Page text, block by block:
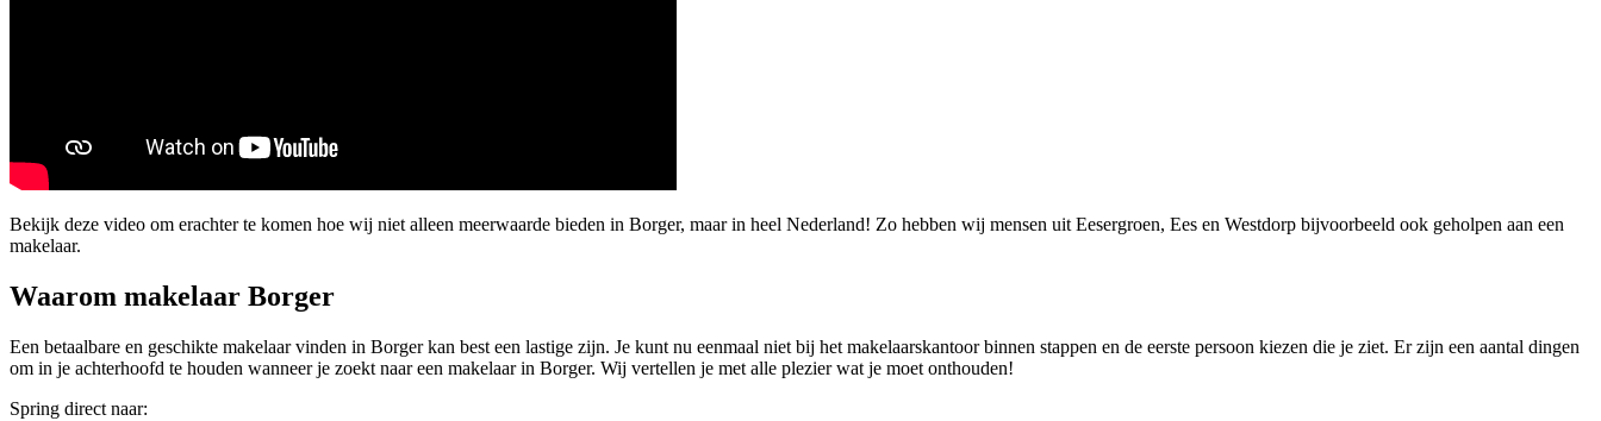
Bekijk deze video om erachter te komen hoe wij niet alleen meerwaarde bieden in Borger, maar in heel Nederland! Zo hebben wij mensen uit Eesergroen, Ees en Westdorp bijvoorbeeld ook geholpen aan een
makelaar.
Waarom makelaar Borger
Een betaalbare en geschikte makelaar vinden in Borger kan best een lastige zijn. Je kunt nu eenmaal niet bij het makelaarskantoor binnen stappen en de eerste persoon kiezen die je ziet. Er zijn een aantal dingen
om in je achterhoofd te houden wanneer je zoekt naar een makelaar in Borger. Wij vertellen je met alle plezier wat je moet onthouden!
Spring direct naar: